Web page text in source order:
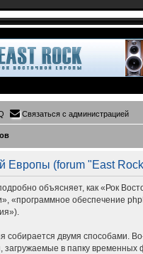
Связаться с администрацией
Европы (forum "East
объясняет, как «Рок
«программное обеспечение
двумя способами.
загружаемые в папку